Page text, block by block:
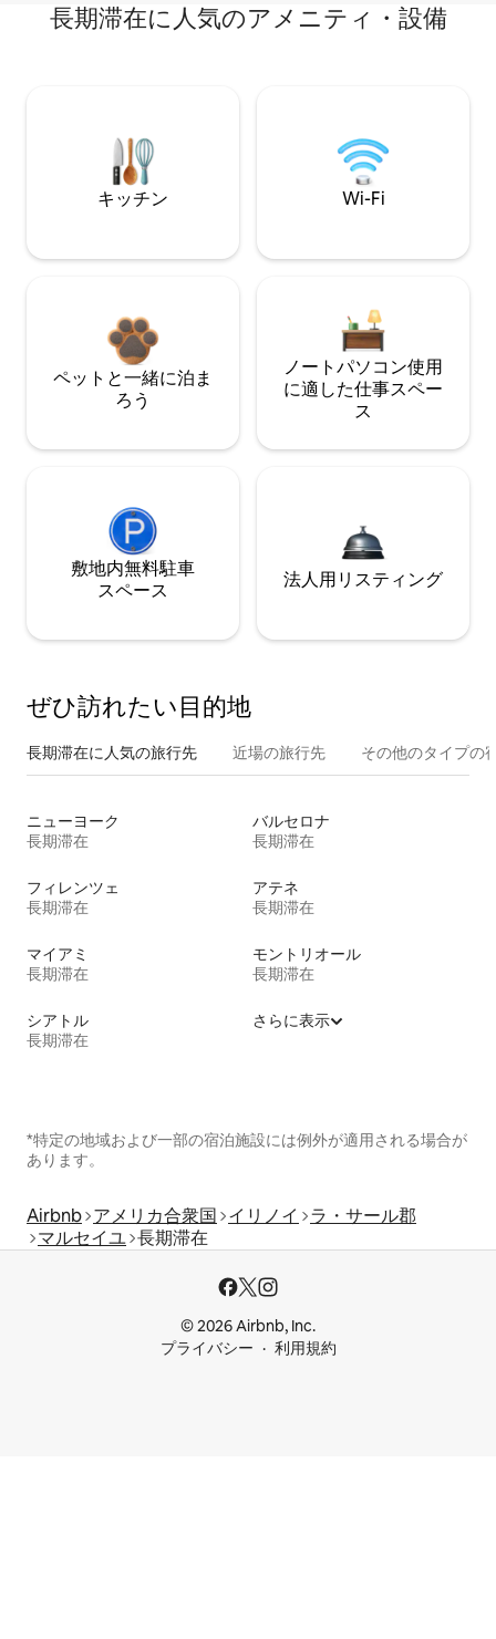
長期滞在に人気のアメニティ・設備
キッチン Wi-Fi
ペットと一緒に泊ま
ろう
ノートパソコン使用
に適した仕事スペー
ス
敷地内無料駐⁠車
ス⁠ペ⁠ー⁠ス
法人用リスティング
ぜひ訪⁠れ⁠た⁠い目⁠的⁠地
長期滞在に人気の旅行先 近場の旅行先 その他のタ⁠イ⁠プ⁠の
ニューヨーク
長期滞在
バルセロナ
長期滞在
フィレンツェ
長期滞在
アテネ
長期滞在
マイアミ
長期滞在
モントリオール
長期滞在
シアトル
長期滞在
さらに表示
*特定の地域および一部の宿泊施設には例外が適用される場合が
あります。
Airbnb アメリカ合衆国 イリノイ
ラ・サール郡
マルセイユ 長期滞在
© 2026 Airbnb, Inc.
プライバシー
利用規約